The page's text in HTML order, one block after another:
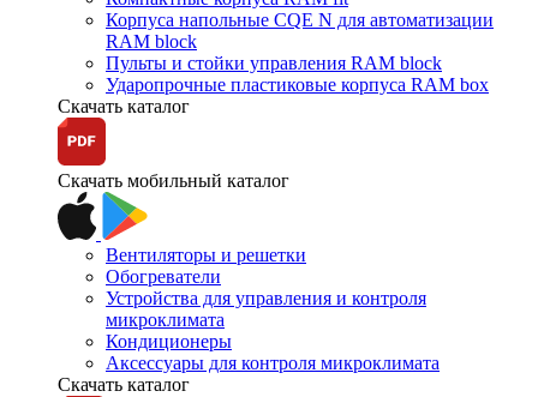
Корпуса напольные CQE N для автоматизации
RAM block
Пульты и стойки управления RAM block
Ударопрочные пластиковые корпуса RAM box
Скачать каталог
Скачать мобильный каталог
Вентиляторы и решетки
Обогреватели
Устройства для управления и контроля
микроклимата
Кондиционеры
Аксессуары для контроля микроклимата
Скачать каталог